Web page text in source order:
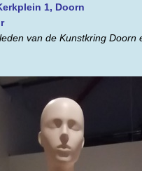
1, Doorn
van de Kunstkring